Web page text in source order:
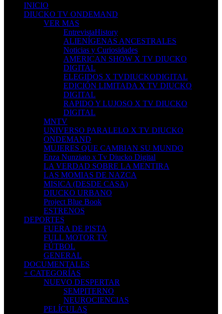
INICIO
DIUCKO TV ONDEMAND
VER MAS
EntrevistaHistory
ALIENÍGENAS ANCESTRALES
Noticias y Curiosidades
AMERICAN SHOW X TV DIUCKO
DIGITAL
ELEGIDOS X TVDIUCKODIGITAL
EDICIÓN LIMITADA X TV DIUCKO
DIGITAL
RAPIDO Y LUJOSO X TV DIUCKO
DIGITAL
MNTV
UNIVERSO PARALELO X TV DIUCKO
ONDEMAND
MUJERES QUE CAMBIAN SU MUNDO
Enza Nunziato x Tv Diucko Digital
LA VERDAD SOBRE LA MENTIRA
LAS MOMIAS DE NAZCA
MISICA (DESDE CASA)
DIUCKO URBANO
Project Blue Book
ESTRENOS
DEPORTES
FUERA DE PISTA
FULL MOTOR TV
FÚTBOL
GENERAL
DOCUMENTALES
+ CATEGORÍAS
NUEVO DESPERTAR
SEMPITERNO
NEUROCIENCIAS
PELÍCULAS